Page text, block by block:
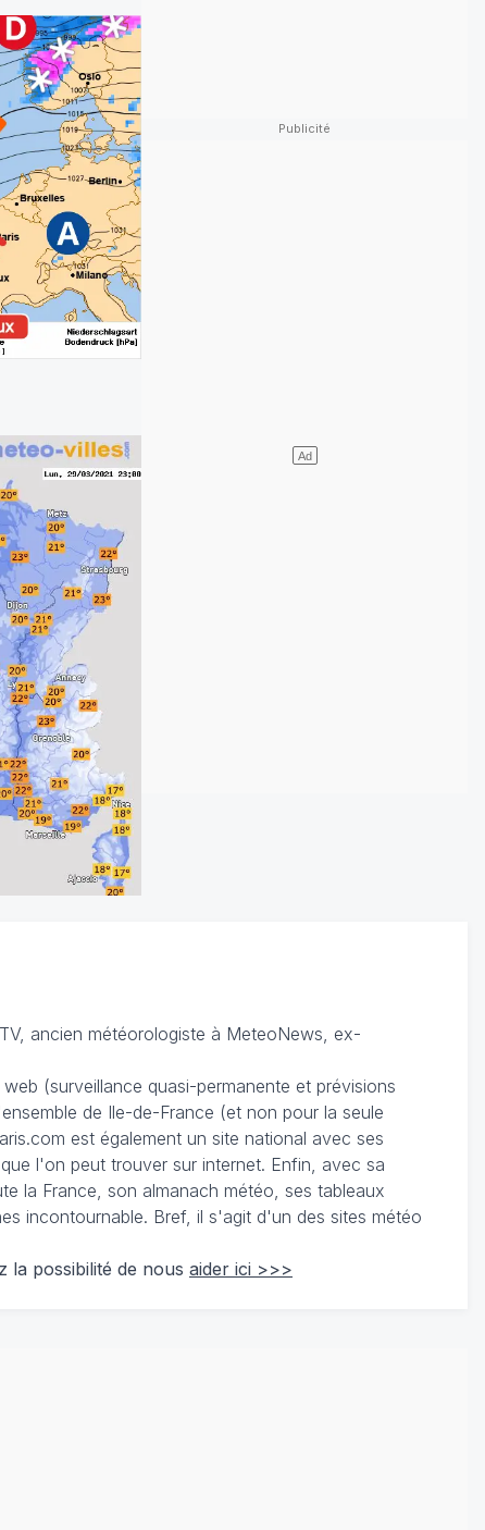
ancien météorologiste à MeteoNews, ex-
(surveillance quasi-permanente et prévisions
de Ile-de-France (et non pour la seule
est également un site national avec ses
l'on peut trouver sur internet. Enfin, avec sa
la France, son almanach météo, ses tableaux
incontournable. Bref, il s'agit d'un des sites météo
la possibilité de nous aider ici >>>